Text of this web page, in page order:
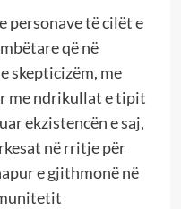
personave të cilët e
që në
skepticizëm, me
me ndrikullat e tipit
ekzistencën e saj,
në rritje për
e gjithmonë në